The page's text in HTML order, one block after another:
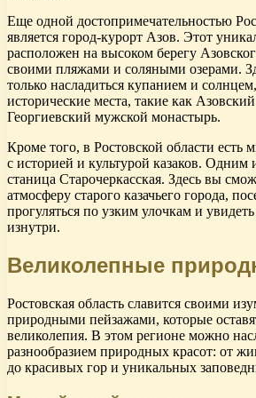
Еще одной достопримечательностью
является город-курорт Азов. Этот
расположен на высоком берегу
своими пляжами и соляными озерами.
только насладиться купанием и
исторические места, такие как
Георгиевский мужской монастырь.
Кроме того, в Ростовской области есть
с историей и культурой казаков. Одним
станица Старочеркасская. Здесь вы
атмосферу старого казачьего города,
прогуляться по узким улочкам и увидеть
изнутри.
Великолепные
Ростовская область славится своими
природными пейзажами, которые
великолепия. В этом регионе можно
разнообразием природных красот: от
до красивых гор и уникальных